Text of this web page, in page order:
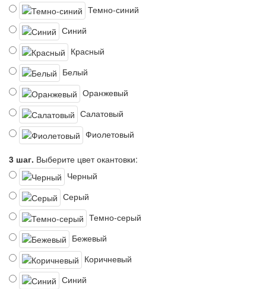
Темно-синий
Синий
Красный
Белый
Оранжевый
Салатовый
Фиолетовый
3 шаг. Выберите цвет окантовки:
Черный
Серый
Темно-серый
Бежевый
Коричневый
Синий